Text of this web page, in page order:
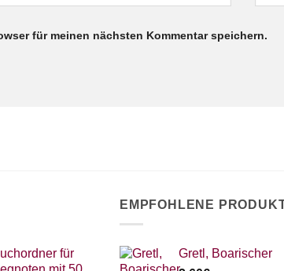
für meinen nächsten Kommentar speichern.
für
EMPFOHLENE
Gretl, Boarischer